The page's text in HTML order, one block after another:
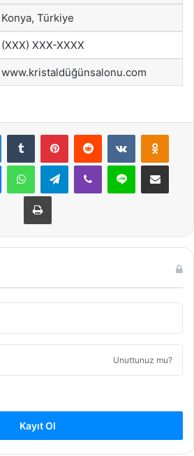
Konya, Türkiye
(XXX) XXX-XXXX
www.kristaldüğünsalonu.com
LinkedInTumblr PinterestReddit VKontakte
MessengerWhatsAppTelegramViber Line E-Posta ile
Yazdır
Unuttunuz mu?
Kayıt Ol